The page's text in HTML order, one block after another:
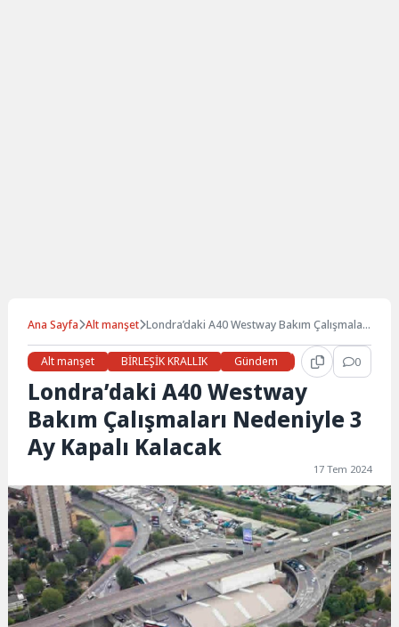
Ana Sayfa Alt manşet Londra’daki A40 Westway Bakım Çalışmaları
Alt manşet
BİRLEŞİK KRALLIK Gündem Haberler 0
Londra’daki A40 Westway
Bakım Çalışmaları Nedeniyle 3
Ay Kapalı Kalacak
17 Tem 2024